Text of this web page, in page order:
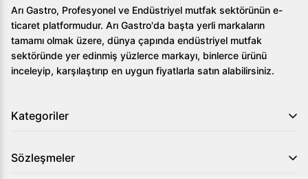
fonksiyonel bir tercih sunar. İster restoran ister otel
mutfağı olsun, bu ızgara her mutfağın vazgeçilmezi
olmaya adaydır.
Arı Gastro, Profesyonel ve Endüstriyel mutfak sektörünün e-
ticaret platformudur. Arı Gastro'da başta yerli markaların
tamamı olmak üzere, dünya çapında endüstriyel mutfak
sektöründe yer edinmiş yüzlerce markayı, binlerce ürünü
inceleyip, karşılaştırıp en uygun fiyatlarla satın alabilirsiniz.
Kategoriler
Sözleşmeler